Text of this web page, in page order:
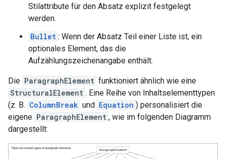
Stilattribute für den Absatz explizit festgelegt
werden.
Bullet : Wenn der Absatz Teil einer Liste ist, ein
optionales Element, das die
Aufzählungszeichenangabe enthält.
Die ParagraphElement funktioniert ähnlich wie eine
StructuralElement . Eine Reihe von Inhaltselementtypen
(z. B. ColumnBreak und Equation ) personalisiert die
eigene ParagraphElement , wie im folgenden Diagramm
dargestellt: